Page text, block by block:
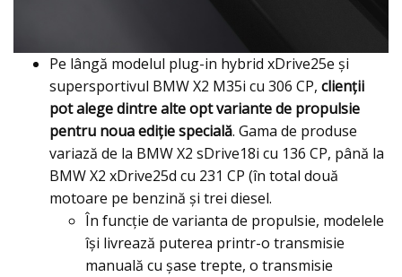
Pe lângă modelul plug-in hybrid xDrive25e şi
supersportivul BMW X2 M35i cu 306 CP, clienţii
pot alege dintre alte opt variante de propulsie
pentru noua ediţie specială. Gama de produse
variază de la BMW X2 sDrive18i cu 136 CP, până la
BMW X2 xDrive25d cu 231 CP (în total două
motoare pe benzină şi trei diesel.
În funcţie de varianta de propulsie, modelele
îşi livrează puterea printr-o transmisie
manuală cu şase trepte, o transmisie